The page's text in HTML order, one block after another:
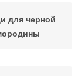
для черной